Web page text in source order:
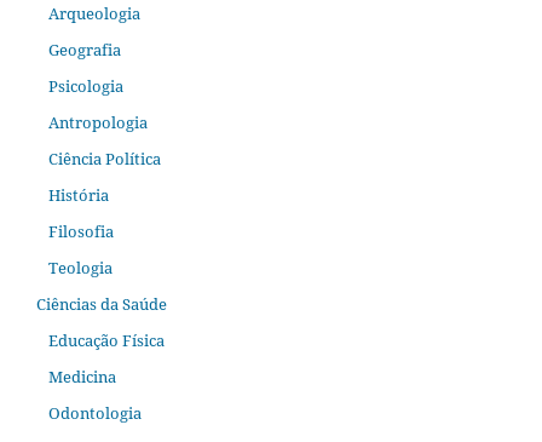
Arqueologia
Geografia
Psicologia
Antropologia
Ciência Política
História
Filosofia
Teologia
Ciências da Saúde
Educação Física
Medicina
Odontologia